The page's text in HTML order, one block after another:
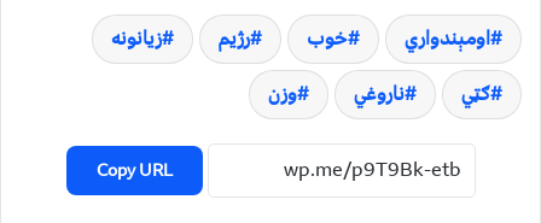
اومېندواري خوب رژیم
زیانونه
ګټي
ناروغي وزن
Copy URL